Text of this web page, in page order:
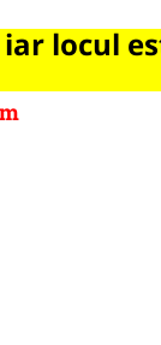
locul